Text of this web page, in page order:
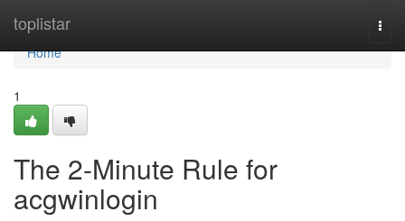
toplistar
Home
Home
1
The 2-Minute Rule for
acgwinlogin